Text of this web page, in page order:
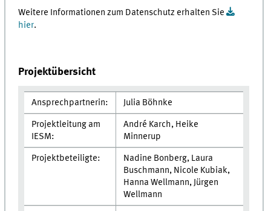
Weitere Informationen zum Datenschutz erhalten Sie
hier.
Projektübersicht
Ansprechpartnerin: Julia Böhnke
Projektleitung am
IESM:
André Karch, Heike
Minnerup
Projektbeteiligte:
Nadine Bonberg, Laura
Buschmann, Nicole Kubiak,
Hanna Wellmann, Jürgen
Wellmann